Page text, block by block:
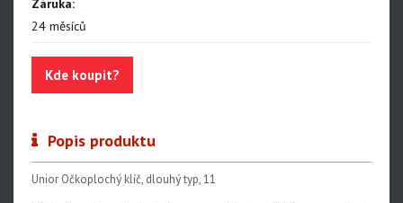
Nářadí na řetězy
Nářadí na kazety a ořechy
Nářadí na brzdy
Nářadí na ložiska
Nářadí na vidlice a tlumiče
Záruka:
24 měsíců
Kde koupit?
Popis produktu
Unior Očkoplochý klíč, dlouhý typ, 11